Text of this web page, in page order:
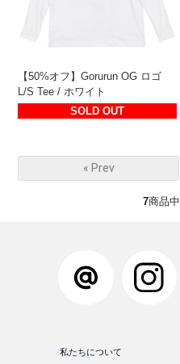
【50%オフ】Gorurun OG ロゴ
L/S Tee / ホワイト
SOLD OUT
« Prev
7商品中
私たちについて